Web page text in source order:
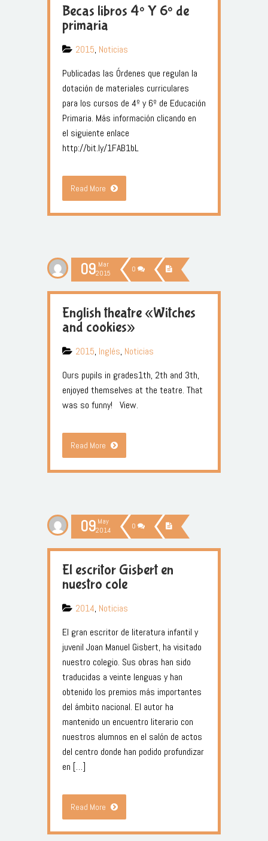
Becas libros 4º Y 6º de
primaria
2015, Noticias
Publicadas las Órdenes que regulan la
dotación de materiales curriculares
para los cursos de 4º y 6º de Educación
Primaria. Más información clicando en
el siguiente enlace
http://bit.ly/1FAB1bL
Read More
09 Mar
2015
0
English theatre «Witches
and cookies»
2015, Inglés, Noticias
Ours pupils in grades1th, 2th and 3th,
enjoyed themselves at the teatre. That
was so funny! View.
Read More
09 May
2014
0
El escritor Gisbert en
nuestro cole
2014, Noticias
El gran escritor de literatura infantil y
juvenil Joan Manuel Gisbert, ha visitado
nuestro colegio. Sus obras han sido
traducidas a veinte lenguas y han
obtenido los premios más importantes
del ámbito nacional. El autor ha
mantenido un encuentro literario con
nuestros alumnos en el salón de actos
del centro donde han podido profundizar
en […]
Read More